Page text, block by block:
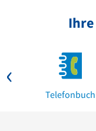
Telefonbuch